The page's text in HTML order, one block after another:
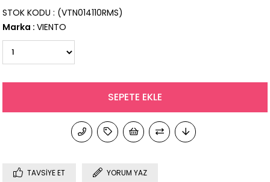
(VTN014110RMS)
STOK KODU
Marka : VIENTO
TAVSIYE ET YORUM YAZ